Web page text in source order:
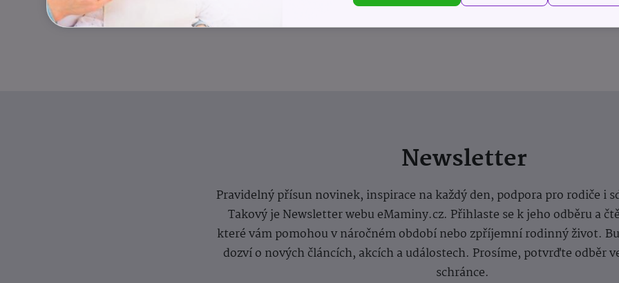
Newsletter
Pravidelný přísun novinek, inspirace na každý den, podpora pro rodiče i
Takový je Newsletter webu eMaminy.cz. Přihlaste se k jeho odběru a
které vám pomohou v náročném období nebo zpříjemní rodinný život.
dozví o nových článcích, akcích a událostech. Prosíme, potvrďte odběr
schránce.